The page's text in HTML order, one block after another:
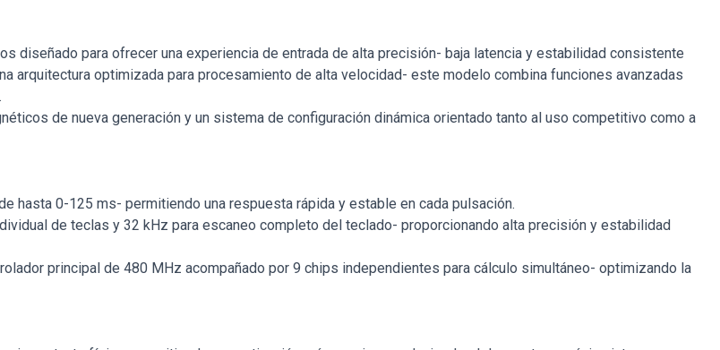
diseñado para ofrecer una experiencia de entrada de alta precisión- baja latencia y estabilidad consistente
arquitectura optimizada para procesamiento de alta velocidad- este modelo combina funciones avanzadas
de nueva generación y un sistema de configuración dinámica orientado tanto al uso competitivo como a
hasta 0-125 ms- permitiendo una respuesta rápida y estable en cada pulsación.
de teclas y 32 kHz para escaneo completo del teclado- proporcionando alta precisión y estabilidad
principal de 480 MHz acompañado por 9 chips independientes para cálculo simultáneo- optimizando la